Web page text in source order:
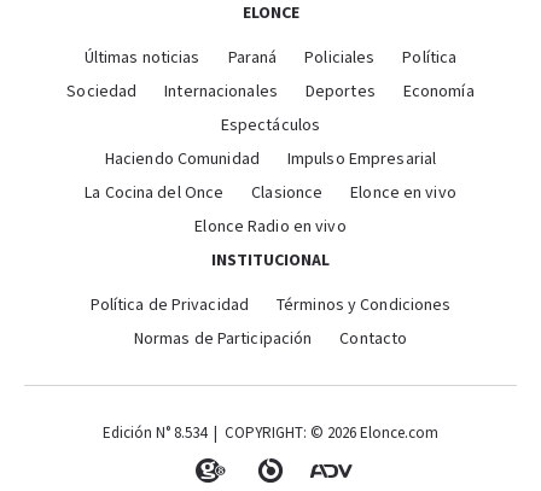
ELONCE
Últimas noticias Paraná Policiales
Política
Sociedad
Internacionales Deportes
Economía
Espectáculos
Haciendo Comunidad
Impulso Empresarial
La Cocina del Once
Clasionce
Elonce en vivo
Elonce Radio en vivo
INSTITUCIONAL
Política de Privacidad
Términos y Condiciones
Normas de Participación
Contacto
Edición N° 8.534 | COPYRIGHT: © 2026 Elonce.com